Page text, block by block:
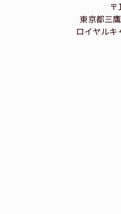
東京都三
ロイヤルキ